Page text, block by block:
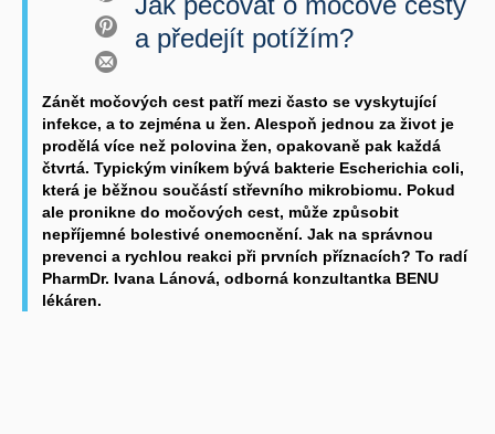
a předejít potížím?
Zánět močových cest patří mezi často se vyskytující
infekce, a to zejména u žen. Alespoň jednou za život je
prodělá více než polovina žen, opakovaně pak každá
čtvrtá. Typickým viníkem bývá bakterie Escherichia coli,
která je běžnou součástí střevního mikrobiomu. Pokud
ale pronikne do močových cest, může způsobit
nepříjemné bolestivé onemocnění. Jak na správnou
prevenci a rychlou reakci při prvních příznacích? To radí
PharmDr. Ivana Lánová, odborná konzultantka BENU
lékáren.